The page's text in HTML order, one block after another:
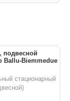
подвесной
Ballu-Biemmedue
стационарный